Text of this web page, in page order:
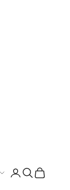
アカウントペー
検索を開く
カートを